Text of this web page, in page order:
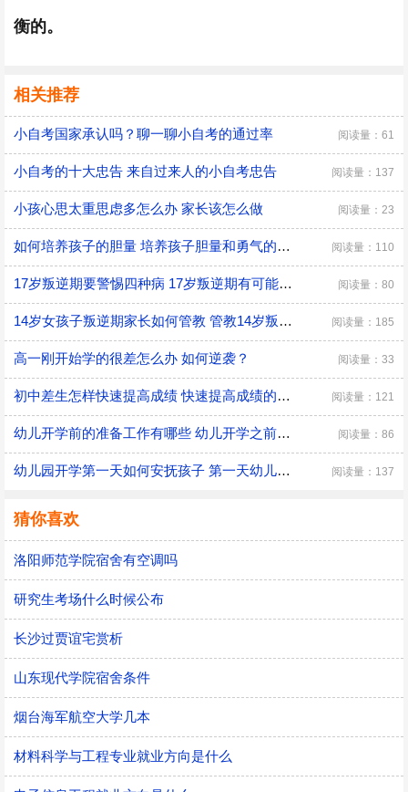
衡的。
相关推荐
小自考国家承认吗？聊一聊小自考的通过率 阅读量：61
小自考的十大忠告 来自过来人的小自考忠告 阅读量：137
小孩心思太重思虑多怎么办 家长该怎么做 阅读量：23
如何培养孩子的胆量 培养孩子胆量和勇气的方法 阅读量：110
17岁叛逆期要警惕四种病 17岁叛逆期有可能会得什么病 阅读量：80
14岁女孩子叛逆期家长如何管教 管教14岁叛逆期女孩子的方法 阅读量：185
高一刚开始学的很差怎么办 如何逆袭？ 阅读量：33
初中差生怎样快速提高成绩 快速提高成绩的方法介绍 阅读量：121
幼儿开学前的准备工作有哪些 幼儿开学之前具体的准备工作 阅读量：86
幼儿园开学第一天如何安抚孩子 第一天幼儿园开学安抚孩子的注意事项 阅读量：137
猜你喜欢
洛阳师范学院宿舍有空调吗
研究生考场什么时候公布
长沙过贾谊宅赏析
山东现代学院宿舍条件
烟台海军航空大学几本
材料科学与工程专业就业方向是什么